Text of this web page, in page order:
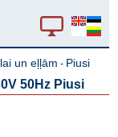
un eļļām - Piusi
50Hz Piusi